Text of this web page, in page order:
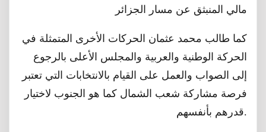
مالي المنبثق عن مسار الجزائر
الحركة الوطنية والعربية والمجلس الأعلى بالرجوع
إلى الصواب والعمل على القيام بالانتخابات التي تعتبر
فرصة مشاركة شعب الشمال كما هو الجنوب لاختيار
قدرهم بأنفسهم.